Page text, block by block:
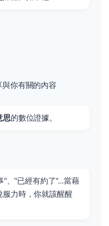
你有關的內容
思的數位證據。
、"已經有約了"...當藉
力時，你就該醒醒